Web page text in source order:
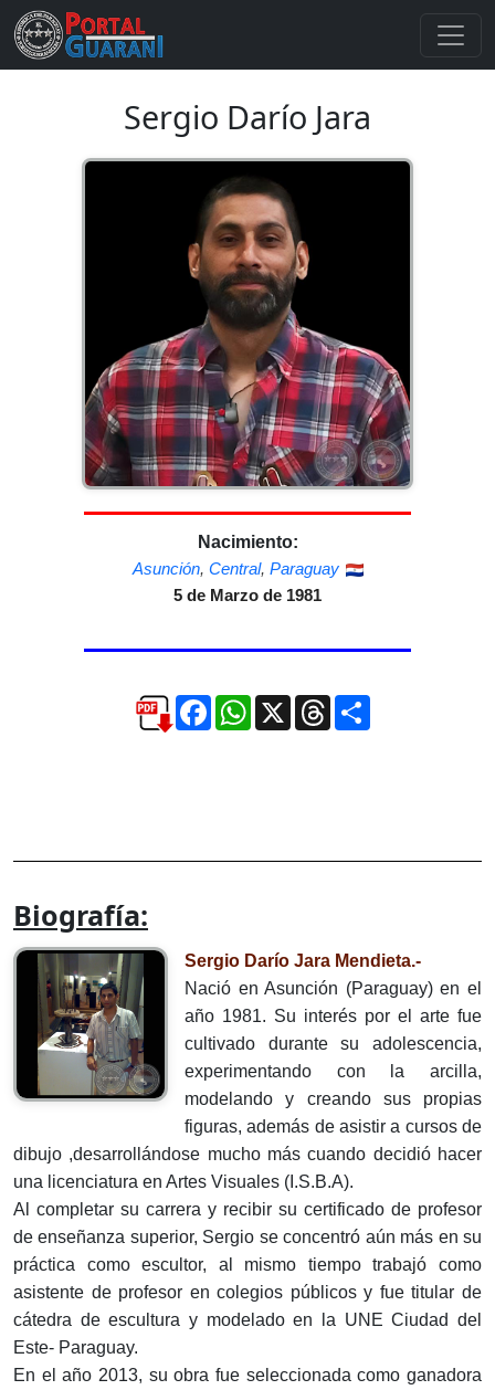
Sergio Darío Jara
Nacimiento:
Asunción, Central, Paraguay
5 de Marzo de 1981
FacebookWhatsApp
X ThreadsCompartir
Biografía:
Sergio Darío Jara Mendieta.-
Nació en Asunción (Paraguay) en el
año 1981. Su interés por el arte fue
cultivado durante su adolescencia,
experimentando con la arcilla,
modelando y creando sus propias
figuras, además de asistir a cursos de
dibujo ,desarrollándose mucho más cuando decidió hacer
una licenciatura en Artes Visuales (I.S.B.A).
Al completar su carrera y recibir su certificado de profesor
de enseñanza superior, Sergio se concentró aún más en su
práctica como escultor, al mismo tiempo trabajó como
asistente de profesor en colegios públicos y fue titular de
cátedra de escultura y modelado en la UNE Ciudad del
Este- Paraguay.
En el año 2013, su obra fue seleccionada como ganadora